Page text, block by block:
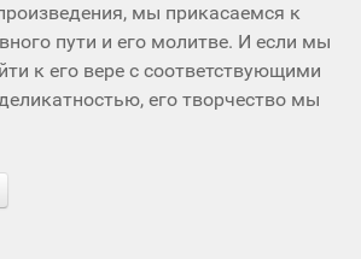
мы прикасаемся к
пути и его молитве. И если мы
к его вере с соответствующими
его творчество мы